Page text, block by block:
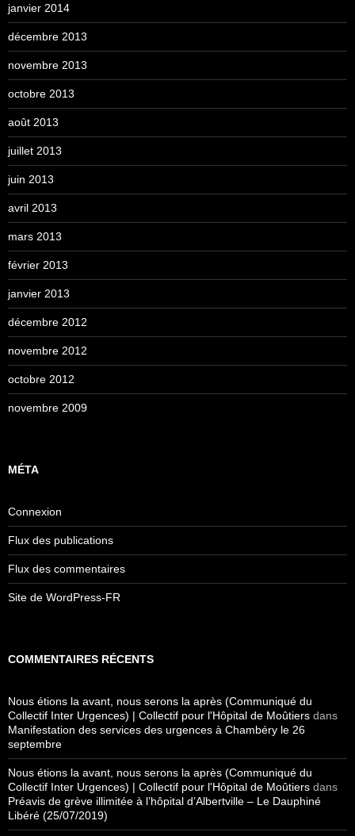
janvier 2014
décembre 2013
novembre 2013
octobre 2013
août 2013
juillet 2013
juin 2013
avril 2013
mars 2013
février 2013
janvier 2013
décembre 2012
novembre 2012
octobre 2012
novembre 2009
MÉTA
Connexion
Flux des publications
Flux des commentaires
Site de WordPress-FR
COMMENTAIRES RÉCENTS
Nous étions la avant, nous serons la après (Communiqué du
Collectif Inter Urgences) | Collectif pour l'Hôpital de Moûtiers dans
Manifestation des services des urgences à Chambéry le 26
septembre
Nous étions la avant, nous serons la après (Communiqué du
Collectif Inter Urgences) | Collectif pour l'Hôpital de Moûtiers dans
Préavis de grève illimitée à l’hôpital d’Albertville – Le Dauphiné
Libéré (25/07/2019)